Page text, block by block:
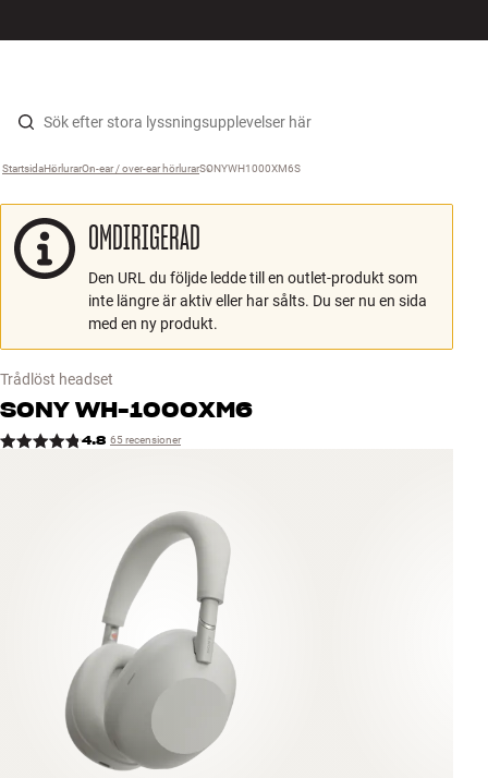
Hopp til innhold
Högtalare
Hörlurar
Surround
TV
System
Kablar
INSPIRATION
MÄRKEN
NYHETER
ERBJUDANDEN
Startsida ›
Hörlurar ›
On-ear / over-ear hörlurar ›
SONYWH1000XM6S
OMDIRIGERAD
Den URL du följde ledde till en outlet-produkt som
inte längre är aktiv eller har sålts. Du ser nu en sida
med en ny produkt.
Trådlöst headset
SONYWH-1000XM6
4.8 65 recensioner